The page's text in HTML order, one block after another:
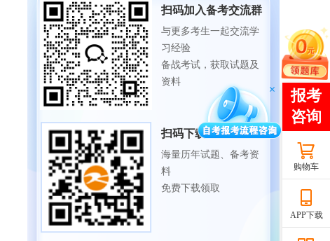
扫码加入备考交流群
与更多考生一起交流学
习经验
备战考试，获取试题及
资料
扫码下载APP
海量历年试题、备考资
料
免费下载领取
购物车
APP下载